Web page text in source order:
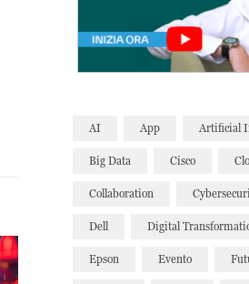
AI App Artificial
Big Data Cisco
Collaboration
Dell Digital
Epson Evento